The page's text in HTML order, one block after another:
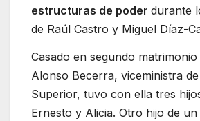
estructuras de poder durante
de Raúl Castro y Miguel Díaz-
Casado en segundo
Alonso Becerra, viceministra
Superior, tuvo con ella tres
Ernesto y Alicia. Otro hijo de